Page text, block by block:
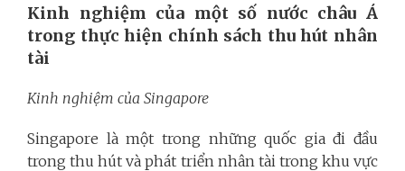
Kinh nghiệm của một số nước châu Á
trong thực hiện chính sách thu hút nhân
tài
Kinh nghiệm của Singapore
Singapore là một trong những quốc gia đi đầu
trong thu hút và phát triển nhân tài trong khu vực